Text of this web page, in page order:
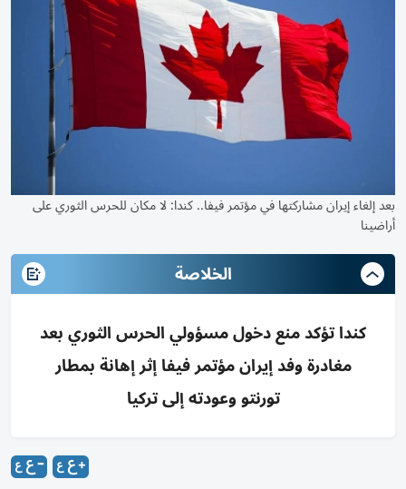
بعد إلغاء إيران مشاركتها في مؤتمر فيفا.. كندا: لا مكان للحرس الثوري على
أراضينا
الخلاصة
كندا تؤكد منع دخول مسؤولي الحرس الثوري بعد
مغادرة وفد إيران مؤتمر فيفا إثر إهانة بمطار
تورنتو وعودته إلى تركيا